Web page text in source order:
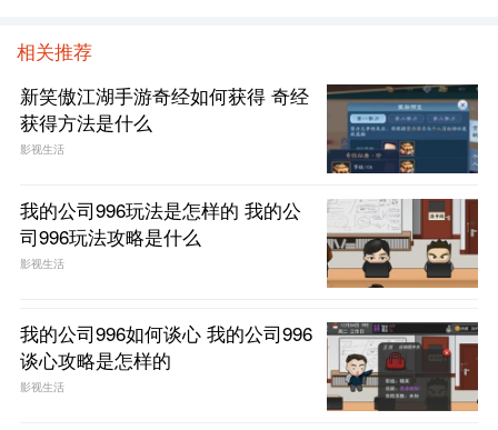
相关推荐
新笑傲江湖手游奇经如何获得 奇经
获得方法是什么
影视生活
我的公司996玩法是怎样的 我的公
司996玩法攻略是什么
影视生活
我的公司996如何谈心 我的公司996
谈心攻略是怎样的
影视生活